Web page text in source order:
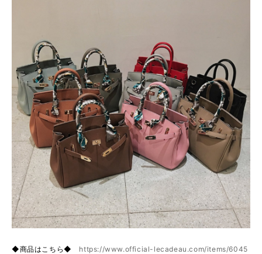
◆商品はこちら◆ https://www.official-lecadeau.com/items/6045